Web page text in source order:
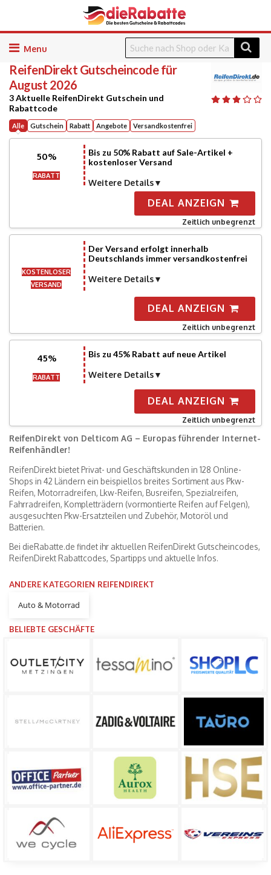
Skip
content
ReifenDirekt Gutscheincode für
August 2026
3 Aktuelle ReifenDirekt Gutschein und
Rabattcode
Alle Gutschein Rabatt Angebote Versandkostenfrei
50%
RABATT
Bis zu 50% Rabatt auf Sale-Artikel +
kostenloser Versand
Weitere Details
DEAL ANZEIGN
Zeitlich unbegrenzt
KOSTENLOSER
VERSAND
Der Versand erfolgt innerhalb
Deutschlands immer versandkostenfrei
Weitere Details
DEAL ANZEIGN
Zeitlich unbegrenzt
45%
RABATT
Bis zu 45% Rabatt auf neue Artikel
Weitere Details
DEAL ANZEIGN
Zeitlich unbegrenzt
ReifenDirekt von Delticom AG – Europas führender Internet-
Reifenhändler!
ReifenDirekt bietet Privat- und Geschäftskunden in 128 Online-
Shops in 42 Ländern ein beispiellos breites Sortiment aus Pkw-
Reifen, Motorradreifen, Lkw-Reifen, Busreifen, Spezialreifen,
Fahrradreifen, Kompletträdern (vormontierte Reifen auf Felgen),
ausgesuchten Pkw-Ersatzteilen und Zubehör, Motoröl und
Batterien.
Bei dieRabatte.de findet ihr aktuellen ReifenDirekt Gutscheincodes,
ReifenDirekt Rabattcodes, Spartipps und aktuelle Infos.
ANDERE KATEGORIEN REIFENDIREKT
Auto & Motorrad
BELIEBTE GESCHÄFTE